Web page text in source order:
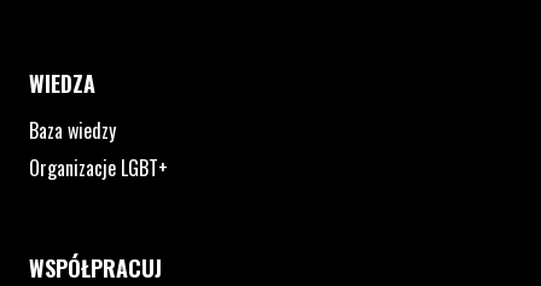
WIEDZA
Baza wiedzy
Organizacje LGBT+
WSPÓŁPRACUJ